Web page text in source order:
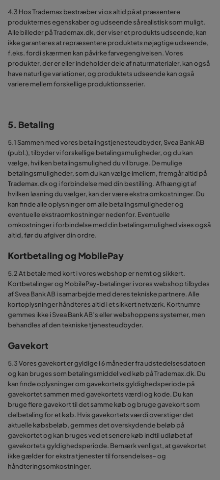
4.3 Hos Trademax bestræber vi os altid på at præsentere
produkternes egenskaber og udseende så realistisk som muligt.
Alle billeder på Trademax.dk, der viser et produkts udseende, kan
ikke garanteres at repræsentere produktets nøjagtige udseende,
f.eks. fordi skærmen kan påvirke farvegengivelsen. Vores
produkter, der er eller indeholder dele af naturmaterialer, kan også
have naturlige variationer, og produktets udseende kan også
variere mellem forskellige produktionsserier.
5. Betaling
5.1 Sammen med vores betalingstjenesteudbyder, Svea Bank AB
(publ.), tilbyder vi forskellige betalingsmuligheder, og du kan
vælge, hvilken betalingsmulighed du vil bruge. De mulige
betalingsmuligheder, som du kan vælge imellem, fremgår altid på
Trademax.dk og i forbindelse med din bestilling. Afhængigt af
hvilken løsning du vælger, kan der være ekstra omkostninger. Du
kan finde alle oplysninger om alle betalingsmuligheder og
eventuelle ekstraomkostninger nedenfor. Eventuelle
omkostninger i forbindelse med din betalingsmulighed vises også
altid, før du afgiver din ordre.
Kortbetaling og MobilePay
5.2 At betale med kort i vores webshop er nemt og sikkert.
Kortbetalinger og MobilePay-betalinger i vores webshop tilbydes
af Svea Bank AB i samarbejde med deres tekniske partnere. Alle
kortoplysninger håndteres altid i et sikkert netværk. Kortnumre
gemmes ikke i Svea Bank AB’s eller webshoppens systemer, men
behandles af den tekniske tjenesteudbyder.
Gavekort
5.3 Vores gavekort er gyldige i 6 måneder fra udstedelsesdatoen
og kan bruges som betalingsmiddel ved køb på Trademax.dk. Du
kan finde oplysninger om gavekortets gyldighedsperiode på
gavekortet sammen med gavekortets værdi og kode. Du kan
bruge flere gavekort til det samme køb og bruge gavekort som
delbetaling for et køb. Hvis gavekortets værdi overstiger det
aktuelle købsbeløb, gemmes det overskydende beløb på
gavekortet og kan bruges ved et senere køb indtil udløbet af
gavekortets gyldighedsperiode. Bemærk venligst, at gavekortet
ikke gælder for ekstra tjenester til forsendelses- og
håndteringsomkostninger.